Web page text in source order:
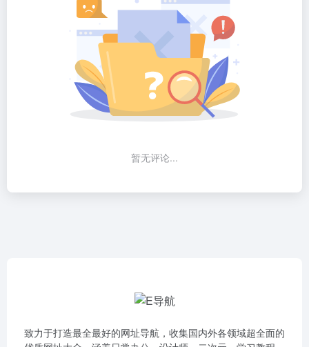
暂无评论...
致力于打造最全最好的网址导航，收集国内外各领域超全面的